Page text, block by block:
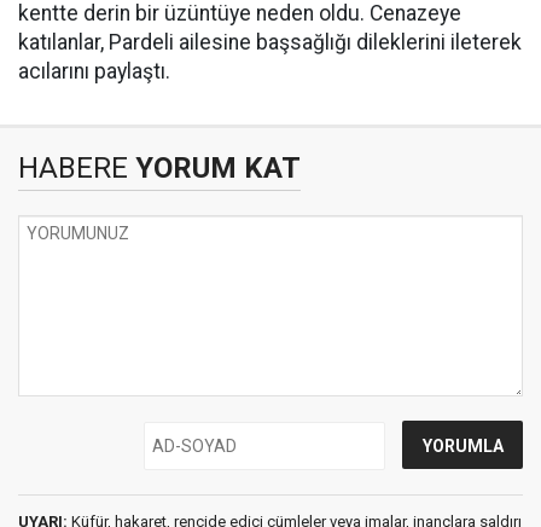
kentte derin bir üzüntüye neden oldu. Cenazeye
katılanlar, Pardeli ailesine başsağlığı dileklerini ileterek
acılarını paylaştı.
HABERE YORUM KAT
UYARI: Küfür, hakaret, rencide edici cümleler veya imalar, inançlara saldırı